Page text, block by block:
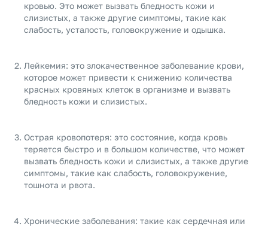
кровью. Это может вызвать бледность кожи и
слизистых, а также другие симптомы, такие как
слабость, усталость, головокружение и одышка.
Лейкемия: это злокачественное заболевание крови,
которое может привести к снижению количества
красных кровяных клеток в организме и вызвать
бледность кожи и слизистых.
Острая кровопотеря: это состояние, когда кровь
теряется быстро и в большом количестве, что может
вызвать бледность кожи и слизистых, а также другие
симптомы, такие как слабость, головокружение,
тошнота и рвота.
Хронические заболевания: такие как сердечная или